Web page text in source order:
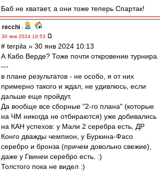
Баб не хватает, а они тоже теперь Спартак!
recchi -
30 янв 2024 19:53
# terpila » 30 янв 2024 10:13
А Кабо Верде? Тоже почти откровение турнира.
---
в плане результатов - не особо, я от них
примерно такого и ждал, не удивлюсь, если
дальше еще пройдут.
Да вообще все сборные "2-го плана" (которые
на ЧМ никогда не отбираются) уже добивались
на КАН успехов: у Мали 2 серебра есть, ДР
Конго дважды чемпион, у Буркина-Фасо
серебро и бронза (причем довольно свежие),
даже у Гвинеи серебро есть. :)
Толстого пока не видел :)